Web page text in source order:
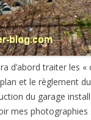
d’abord traiter les
et le règlement
du garage
mes photographies